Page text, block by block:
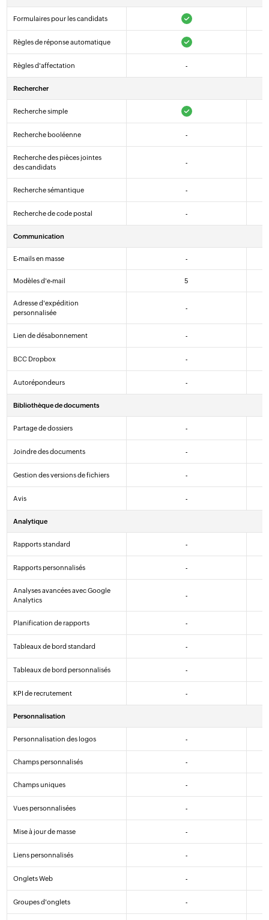
Formulaires pour les candidats
Règles de réponse automatique
Règles d'affectation -
Rechercher
Recherche simple
Recherche booléenne -
Recherche des pièces jointes
des candidats
-
Recherche sémantique -
Recherche de code postal -
Communication
E-mails en masse -
Modèles d'e-mail 5
Adresse d'expédition
personnalisée
-
Lien de désabonnement -
BCC Dropbox -
Autorépondeurs -
Bibliothèque de documents
Partage de dossiers -
Joindre des documents -
Gestion des versions de fichiers -
Avis -
Analytique
Rapports standard -
Rapports personnalisés -
Analyses avancées avec Google
Analytics
-
Planification de rapports -
Tableaux de bord standard -
Tableaux de bord personnalisés -
KPI de recrutement -
Personnalisation
Personnalisation des logos -
Champs personnalisés -
Champs uniques -
Vues personnalisées -
Mise à jour de masse -
Liens personnalisés -
Onglets Web -
Groupes d'onglets -